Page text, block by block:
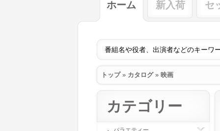
ホーム 新入荷 セ
トップ» カタログ» 映画
カテゴリー